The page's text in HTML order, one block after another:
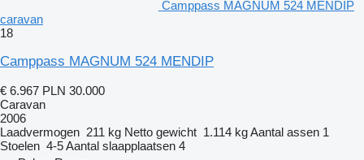
Camppass MAGNUM 524 MENDIP
caravan
18
Camppass MAGNUM 524 MENDIP
€ 6.967 PLN 30.000
Caravan
2006
Laadvermogen 211 kg Netto gewicht 1.114 kgAantal assen 1
Stoelen 4-5Aantal slaapplaatsen 4